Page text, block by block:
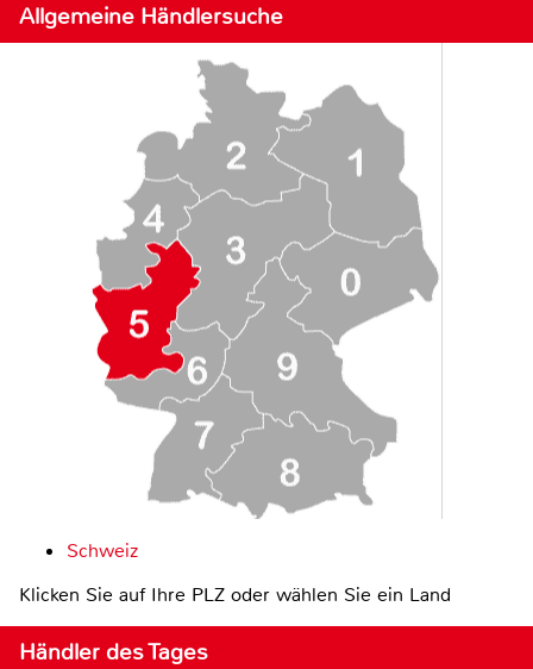
Allgemeine Händlersuche
Schweiz
Klicken Sie auf Ihre PLZ oder wählen Sie ein Land
Händler des Tages